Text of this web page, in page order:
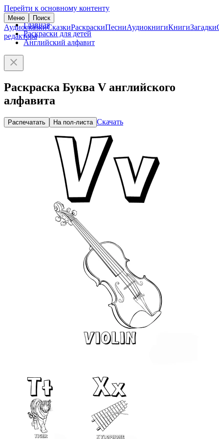
Перейти к основному контенту
Меню Поиск
АудиосказкиСказкиРаскраскиПесниАудиокнигиКнигиЗагадки
редактора
Главная
Раскраски для детей
Английский алфавит
Раскраска Буква V английского
алфавита
Распечатать На пол-листа Скачать